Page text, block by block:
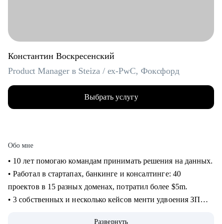
Константин Воскресенский
Product Manager в Steiza / ex-PwC, Фоксфорд
Выбрать услугу
Обо мне
• 10 лет помогаю командам принимать решения на данных.
• Работал в стартапах, банкинге и консалтинге: 40
проектов в 15 разных доменах, потратил более $5m.
• 3 собственных и несколько кейсов менти удвоения ЗП
Развернуть